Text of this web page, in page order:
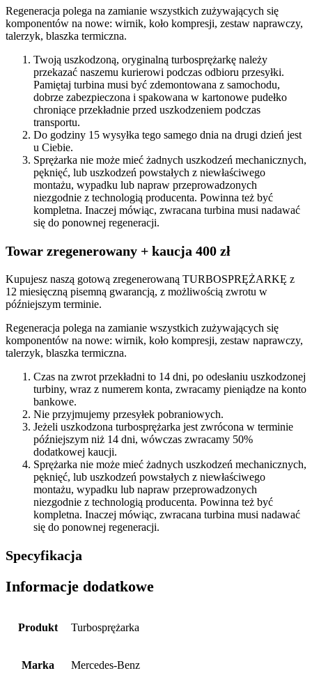
Regeneracja polega na zamianie wszystkich zużywających się
komponentów na nowe: wirnik, koło kompresji, zestaw naprawczy,
talerzyk, blaszka termiczna.
Twoją uszkodzoną, oryginalną turbosprężarkę należy
przekazać naszemu kurierowi podczas odbioru przesyłki.
Pamiętaj turbina musi być zdemontowana z samochodu,
dobrze zabezpieczona i spakowana w kartonowe pudełko
chroniące przekładnie przed uszkodzeniem podczas
transportu.
Do godziny 15 wysyłka tego samego dnia na drugi dzień jest
u Ciebie.
Sprężarka nie może mieć żadnych uszkodzeń mechanicznych,
pęknięć, lub uszkodzeń powstałych z niewłaściwego
montażu, wypadku lub napraw przeprowadzonych
niezgodnie z technologią producenta. Powinna też być
kompletna. Inaczej mówiąc, zwracana turbina musi nadawać
się do ponownej regeneracji.
Towar zregenerowany + kaucja 400 zł
Kupujesz naszą gotową zregenerowaną TURBOSPRĘŻARKĘ z
12 miesięczną pisemną gwarancją, z możliwością zwrotu w
późniejszym terminie.
Regeneracja polega na zamianie wszystkich zużywających się
komponentów na nowe: wirnik, koło kompresji, zestaw naprawczy,
talerzyk, blaszka termiczna.
Czas na zwrot przekładni to 14 dni, po odesłaniu uszkodzonej
turbiny, wraz z numerem konta, zwracamy pieniądze na konto
bankowe.
Nie przyjmujemy przesyłek pobraniowych.
Jeżeli uszkodzona turbosprężarka jest zwrócona w terminie
późniejszym niż 14 dni, wówczas zwracamy 50%
dodatkowej kaucji.
Sprężarka nie może mieć żadnych uszkodzeń mechanicznych,
pęknięć, lub uszkodzeń powstałych z niewłaściwego
montażu, wypadku lub napraw przeprowadzonych
niezgodnie z technologią producenta. Powinna też być
kompletna. Inaczej mówiąc, zwracana turbina musi nadawać
się do ponownej regeneracji.
Specyfikacja
Informacje dodatkowe
Produkt Turbosprężarka
Marka Mercedes-Benz